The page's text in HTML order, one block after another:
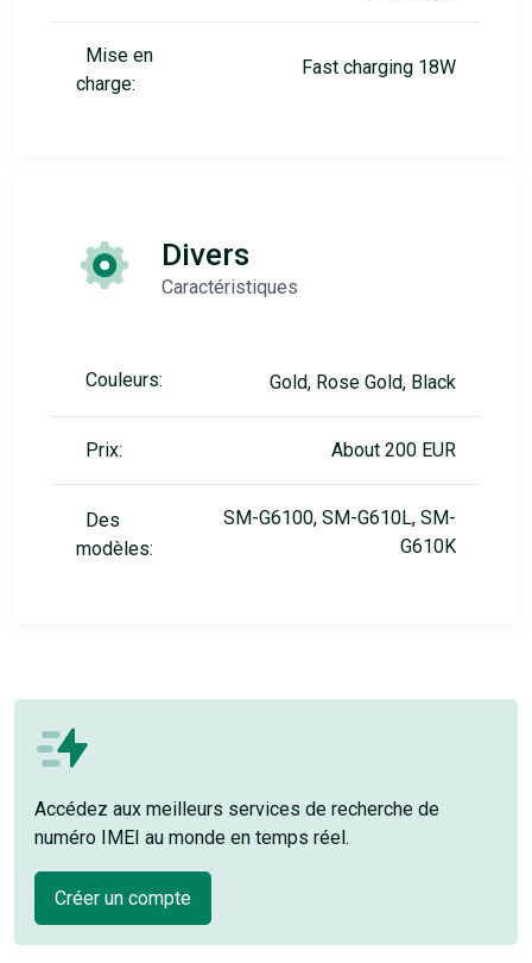
Mise en
charge:
Fast charging 18W
Divers
Caractéristiques
Couleurs: Gold, Rose Gold, Black
Prix: About 200 EUR
Des
modèles:
SM-G6100, SM-G610L, SM-
G610K
Accédez aux meilleurs services de recherche de
numéro IMEI au monde en temps réel.
Créer un compte